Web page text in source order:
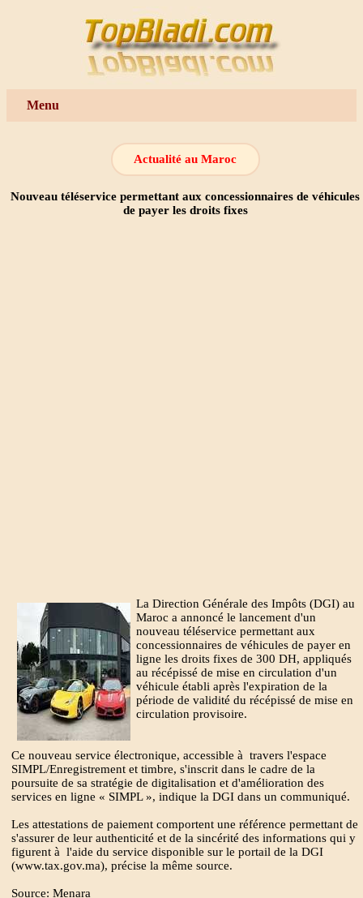
Menu
Actualité au Maroc
Nouveau téléservice permettant aux concessionnaires de véhicules
de payer les droits fixes
La Direction Générale des Impôts (DGI) au
Maroc a annoncé le lancement d'un
nouveau téléservice permettant aux
concessionnaires de véhicules de payer en
ligne les droits fixes de 300 DH, appliqués
au récépissé de mise en circulation d'un
véhicule établi après l'expiration de la
période de validité du récépissé de mise en
circulation provisoire.
Ce nouveau service électronique, accessible à travers l'espace
SIMPL/Enregistrement et timbre, s'inscrit dans le cadre de la
poursuite de sa stratégie de digitalisation et d'amélioration des
services en ligne « SIMPL », indique la DGI dans un communiqué.
Les attestations de paiement comportent une référence permettant de
s'assurer de leur authenticité et de la sincérité des informations qui y
figurent à l'aide du service disponible sur le portail de la DGI
(www.tax.gov.ma), précise la même source.
Source: Menara